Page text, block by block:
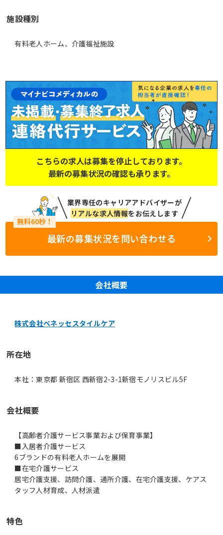
施設種別
有料老人ホーム、介護福祉施設
こちらの求人は募集を停止しております。
最新の募集状況の確認も承ります。
業界専任のキャリアアドバイザーが
リアルな求人情報をお伝えします
最新の募集状況を問い合わせる
会社概要
株式会社ベネッセスタイルケア
所在地
本社：東京都 新宿区 西新宿2-3-1新宿モノリスビル5F
会社概要
【高齢者介護サービス事業および保育事業】
■入居者介護サービス
6ブランドの有料老人ホームを展開
■在宅介護サービス
居宅介護支援、訪問介護、通所介護、在宅介護支援、ケアス
タッフ人材育成、人材派遣
特色